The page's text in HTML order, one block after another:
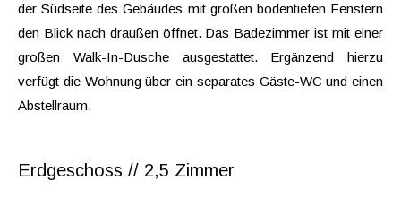
der Südseite des Gebäudes mit großen bodentiefen Fenstern
den Blick nach draußen öffnet. Das Badezimmer ist mit einer
großen Walk-In-Dusche ausgestattet. Ergänzend hierzu
verfügt die Wohnung über ein separates Gäste-WC und einen
Abstellraum.
Erdgeschoss // 2,5 Zimmer